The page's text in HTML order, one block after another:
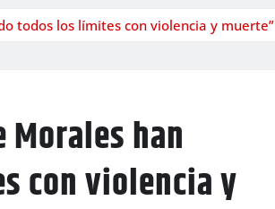
todos los límites con violencia y muerte”
Morales han
con violencia y